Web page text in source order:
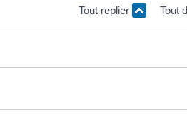
Tout replier Tout